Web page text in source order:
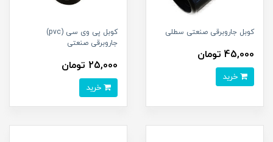
کوبل جاروبرقی صنعتی سطلی
45,000 تومان
کوبل پی وی سی (pvc)
جاروبرقی صنعتی
25,000 تومان